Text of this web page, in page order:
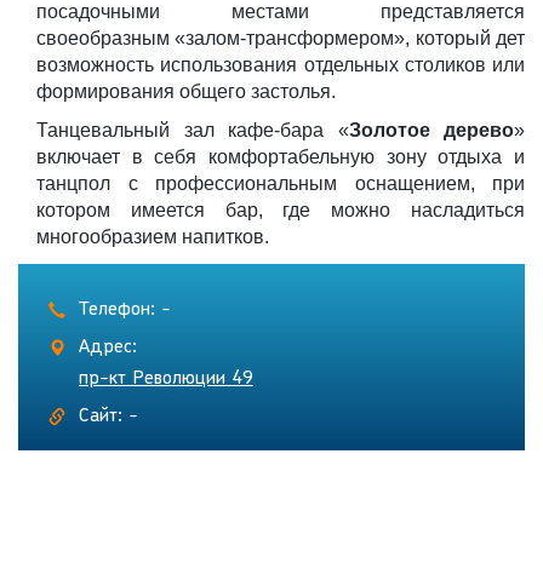
посадочными местами представляется
своеобразным «залом-трансформером», который дет
возможность использования отдельных столиков или
формирования общего застолья.
Танцевальный зал кафе-бара «Золотое дерево»
включает в себя комфортабельную зону отдыха и
танцпол с профессиональным оснащением, при
котором имеется бар, где можно насладиться
многообразием напитков.
Телефон: -
Адрес:
пр-кт Революции 49
Сайт: -